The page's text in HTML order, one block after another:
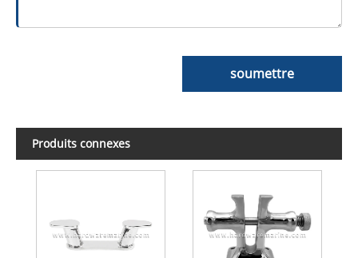
soumettre
Produits connexes